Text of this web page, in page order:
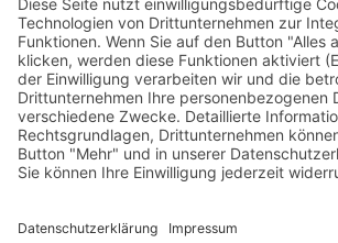
Verbraucher (§ 13 BGB) sind vom
ausgeschlossen. Mit Absendung der Anfrage
Anfragende, dass er nicht als Verbraucher,
gewerblicher Tätigkeit handelt. § 312i Abs. 1 S.
BGB (Pflichten im elektronischen
Anwendung.